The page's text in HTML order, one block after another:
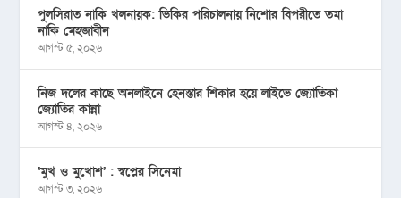
পুলসিরাত নাকি খলনায়ক: ভিকির পরিচালনায় নিশোর বিপরীতে তমা
নাকি মেহজাবীন
আগস্ট ৫, ২০২৬
নিজ দলের কাছে অনলাইনে হেনস্তার শিকার হয়ে লাইভে জ্যোতিকা
জ্যোতির কান্না
আগস্ট ৪, ২০২৬
‘মুখ ও মু্খোশ’ : স্বপ্নের সিনেমা
আগস্ট ৩, ২০২৬